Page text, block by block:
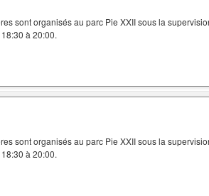
sont organisés au parc Pie XXII sous la
à 20:00.
sont organisés au parc Pie XXII sous la
à 20:00.